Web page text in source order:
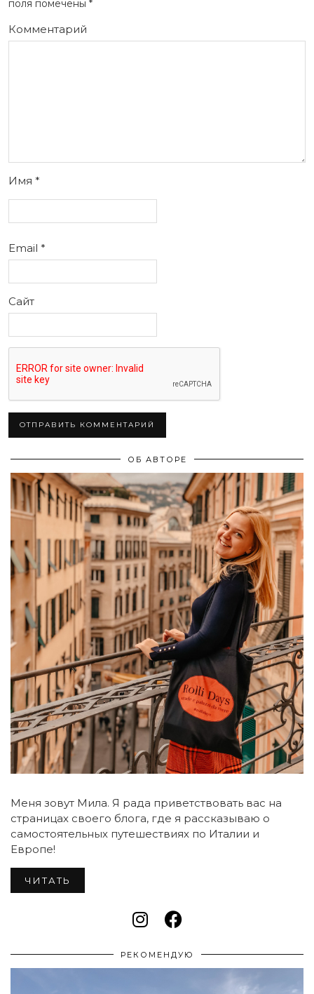
поля помечены *
Комментарий
Имя *
Email *
Сайт
ОБ АВТОРЕ
Меня зовут Мила. Я рада приветствовать вас на
страницах своего блога, где я рассказываю о
самостоятельных путешествиях по Италии и
Европе!
ЧИТАТЬ
РЕКОМЕНДУЮ